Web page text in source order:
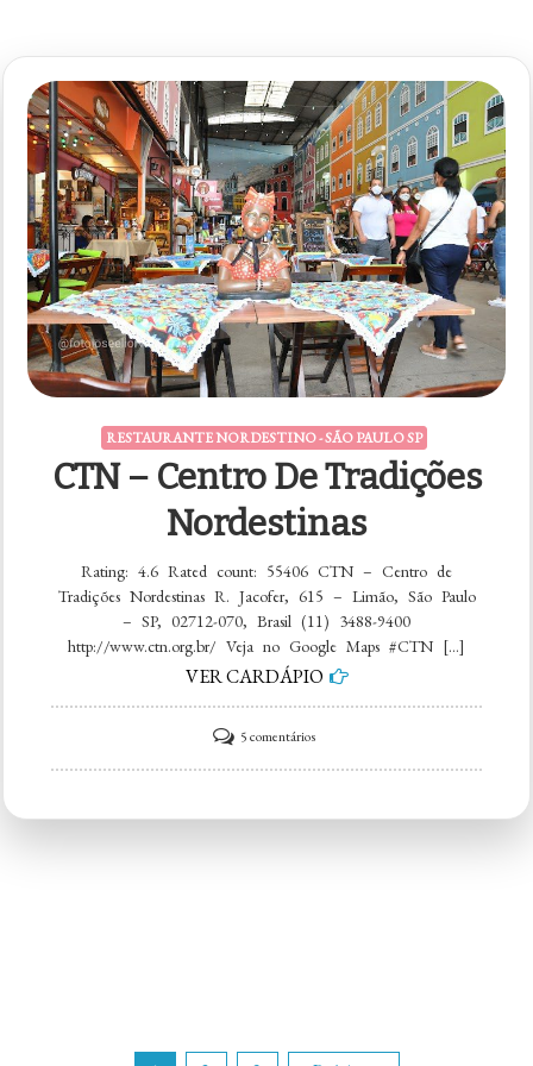
RESTAURANTE NORDESTINO - SÃO PAULO SP
CTN – Centro De Tradições
Nordestinas
Rating: 4.6 Rated count: 55406 CTN – Centro de
Tradições Nordestinas R. Jacofer, 615 – Limão, São Paulo
– SP, 02712-070, Brasil (11) 3488-9400
http://www.ctn.org.br/ Veja no Google Maps #CTN […]
VER CARDÁPIO
5 comentáriosem
CTN